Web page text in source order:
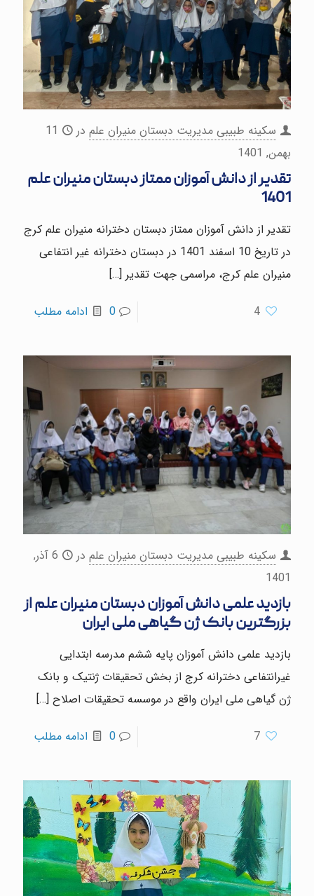
سکینه طبیبی مدیریت دبستان منیران علم در
11
بهمن, 1401
تقدیر از دانش آموزان ممتاز دبستان منیران علم
1401
تقدیر از دانش آموزان ممتاز دبستان دخترانه منیران علم کرج
در تاریخ 10 اسفند 1401 در دبستان دخترانه غیر انتفاعی
منیران علم کرج، مراسمی جهت تقدیر […]
4
0 ادامه مطلب
سکینه طبیبی مدیریت دبستان منیران علم در
6 آذر,
1401
بازدید علمی دانش آموزان دبستان منیران علم از
بزرگترین بانک ژن گیاهی ملی ایران
بازدید علمی دانش آموزان پایه ششم مدرسه ابتدایی
غیرانتفاعی دخترانه کرج از بخش تحقیقات ژنتیک و بانک
ژن گیاهی ملی ایران واقع در موسسه تحقیقات اصلاح […]
7
0 ادامه مطلب